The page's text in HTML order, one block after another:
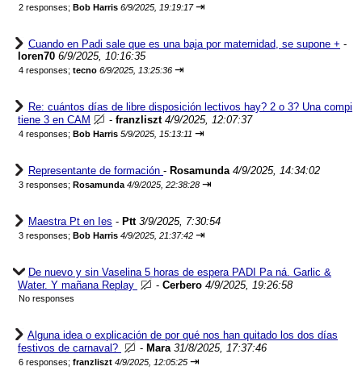
2 responses; Bob Harris 6/9/2025, 19:19:17 ⇥
Cuando en Padi sale que es una baja por maternidad, se supone + -
loren70 6/9/2025, 10:16:35
4 responses; tecno 6/9/2025, 13:25:36 ⇥
Re: cuántos días de libre disposición lectivos hay? 2 o 3? Una compi
tiene 3 en CAM
- franzliszt 4/9/2025, 12:07:37
4 responses; Bob Harris 5/9/2025, 15:13:11 ⇥
Representante de formación - Rosamunda 4/9/2025, 14:34:02
3 responses; Rosamunda 4/9/2025, 22:38:28 ⇥
Maestra Pt en Ies - Ptt 3/9/2025, 7:30:54
3 responses; Bob Harris 4/9/2025, 21:37:42 ⇥
De nuevo y sin Vaselina 5 horas de espera PADI Pa ná. Garlic &
Water. Y mañana Replay
- Cerbero 4/9/2025, 19:26:58
No responses
Alguna idea o explicación de por qué nos han quitado los dos días
festivos de carnaval?
- Mara 31/8/2025, 17:37:46
6 responses; franzliszt 4/9/2025, 12:05:25 ⇥